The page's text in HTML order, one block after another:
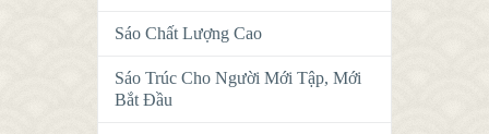
Sáo Chất Lượng Cao
Sáo Trúc Cho Người Mới Tập, Mới
Bắt Đầu